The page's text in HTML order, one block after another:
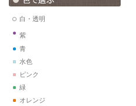
白・透明
紫
青
水色
ピンク
緑
オレンジ